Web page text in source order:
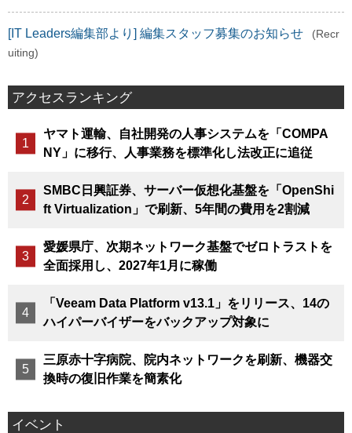
[IT Leaders編集部より] 編集スタッフ募集のお知らせ
(Recr
uiting)
アクセスランキング
ヤマト運輸、自社開発の人事システムを「COMPA
NY」に移行、人事業務を標準化し法改正に追従
SMBC日興証券、サーバー仮想化基盤を「OpenShi
ft Virtualization」で刷新、5年間の費用を2割減
愛媛県庁、次期ネットワーク基盤でゼロトラストを
全面採用し、2027年1月に稼働
「Veeam Data Platform v13.1」をリリース、14の
ハイパーバイザーをバックアップ対象に
三原赤十字病院、院内ネットワークを刷新、機器交
換時の復旧作業を簡素化
イベント